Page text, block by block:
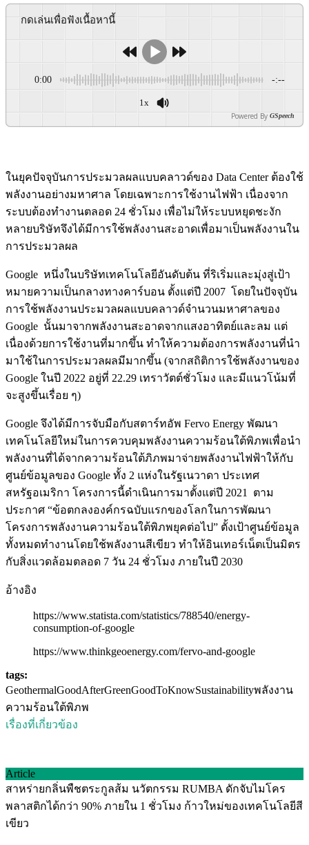
กดเล่นเพื่อฟังเนื้อหานี้
0:00 -:--
1x
Powered By GSpeech
ในยุคปัจจุบันการประมวลผลแบบคลาวด์ของ Data Center ต้องใช้
พลังงานอย่างมหาศาล โดยเฉพาะการใช้งานไฟฟ้า เนื่องจาก
ระบบต้องทำงานตลอด 24 ชั่วโมง เพื่อไม่ให้ระบบหยุดชะงัก
หลายบริษัทจึงได้มีการใช้พลังงานสะอาดเพื่อมาเป็นพลังงานใน
การประมวลผล
Google หนึ่งในบริษัทเทคโนโลยีอันดับต้น ที่ริเริ่มและมุ่งสู่เป้า
หมายความเป็นกลางทางคาร์บอน ตั้งแต่ปี 2007 โดยในปัจจุบัน
การใช้พลังงานประมวลผลแบบคลาวด์จำนวนมหาศาลของ
Google นั้นมาจากพลังงานสะอาดจากแสงอาทิตย์และลม แต่
เนื่องด้วยการใช้งานที่มากขึ้น ทำให้ความต้องการพลังงานที่นำ
มาใช้ในการประมวลผลมีมากขึ้น (จากสถิติการใช้พลังงานของ
Google ในปี 2022 อยู่ที่ 22.29 เทราวัตต์ชั่วโมง และมีแนวโน้มที่
จะสูงขึ้นเรื่อย ๆ)
Google จึงได้มีการจับมือกับสตาร์ทอัพ Fervo Energy พัฒนา
เทคโนโลยีใหม่ในการควบคุมพลังงานความร้อนใต้พิภพเพื่อนำ
พลังงานที่ได้จากความร้อนใต้ภิภพมาจ่ายพลังงานไฟฟ้าให้กับ
ศูนย์ข้อมูลของ Google ทั้ง 2 แห่งในรัฐเนวาดา ประเทศ
สหรัฐอเมริกา โครงการนี้ดำเนินการมาตั้งแต่ปี 2021 ตาม
ประกาศ “ข้อตกลงองค์กรฉบับแรกของโลกในการพัฒนา
โครงการพลังงานความร้อนใต้พิภพยุคต่อไป” ตั้งเป้าศูนย์ข้อมูล
ทั้งหมดทำงานโดยใช้พลังงานสีเขียว ทำให้อินเทอร์เน็ตเป็นมิตร
กับสิ่งแวดล้อมตลอด 7 วัน 24 ชั่วโมง ภายในปี 2030
อ้างอิง
https://www.statista.com/statistics/788540/energy-
consumption-of-google
https://www.thinkgeoenergy.com/fervo-and-google
tags:
GeothermalGoodAfterGreenGoodToKnowSustainabilityพลังงาน
ความร้อนใต้พิภพ
เรื่องที่เกี่ยวข้อง
Article
สาหร่ายกลิ่นพืชตระกูลส้ม นวัตกรรม RUMBA ดักจับไมโคร
พลาสติกได้กว่า 90% ภายใน 1 ชั่วโมง ก้าวใหม่ของเทคโนโลยีสี
เขียว